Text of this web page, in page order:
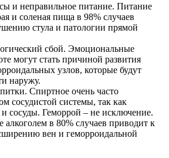
и неправильное питание. Питание
и соленая пища в 98% случаев
стула и патологии прямой
сбой. Эмоциональные
могут стать причиной развития
узлов, которые будут
наружу.
Спиртное очень часто
сосудистой системы, так как
сосуды. Геморрой – не исключение.
алкоголем в 80% случаев приводит к
вен и геморроидальной